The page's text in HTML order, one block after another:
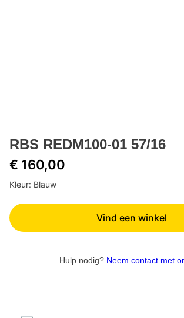
RBS REDM100-01 57/16
€ 160,00
Kleur: Blauw
Vind een winkel
Hulp nodig? Neem contact met